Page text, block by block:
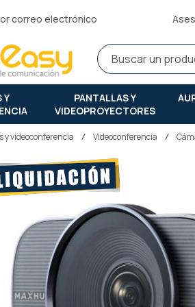
correo electrónico
Y
PANTALLAS Y
VIDEOPROYECTORES
y videoconferencia Videoconferencia